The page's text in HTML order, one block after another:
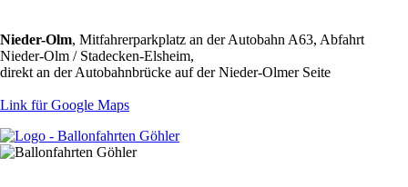
Nieder-Olm, Mitfahrerparkplatz an der Autobahn A63, Abfahrt
Nieder-Olm / Stadecken-Elsheim,
direkt an der Autobahnbrücke auf der Nieder-Olmer Seite
Link für Google Maps